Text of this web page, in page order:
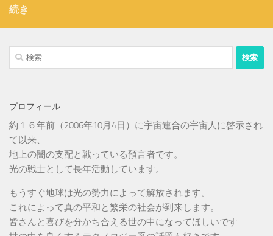
続き
検
索:
プロフィール
約１６年前（2006年10月4日）に宇宙連合の宇宙人に啓示され
て以来、
地上の闇の支配と戦っている預言者です。
光の戦士として長年活動しています。
もうすぐ地球は光の勢力によって解放されます。
これによって真の平和と繁栄の社会が到来します。
皆さんと喜びを分かち合える世の中になってほしいです